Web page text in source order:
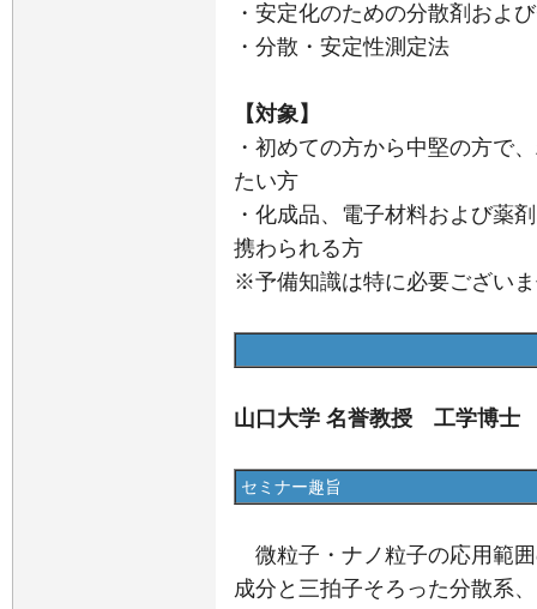
・安定化のための分散剤およ
・分散・安定性測定法
【対象】
・初めての方から中堅の方で
たい方
・化成品、電子材料および薬
携わられる方
※予備知識は特に必要ござい
山口大学 名誉教授 工学博
セミナー趣旨
微粒子・ナノ粒子の応用範
成分と三拍子そろった分散系